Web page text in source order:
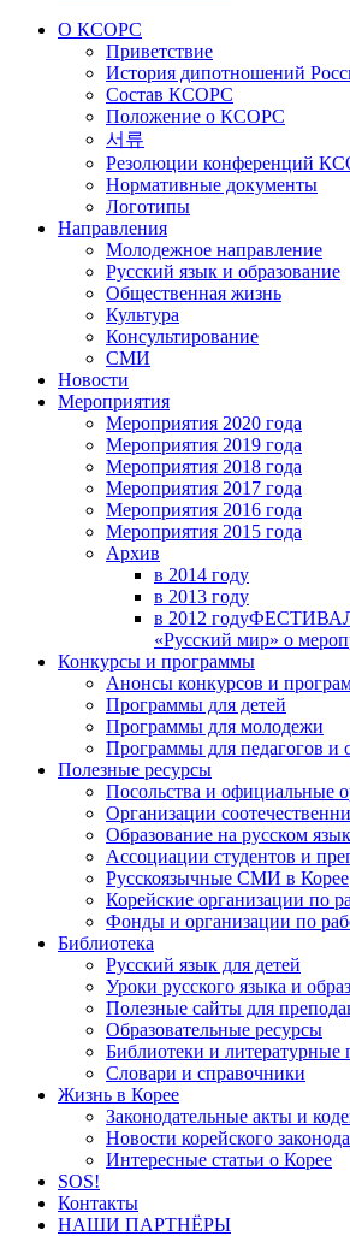
О КСОРС
Приветствие
История дипотношений
Состав КСОРС
Положение о КСОРС
서류
Резолюции конференций
Нормативные документы
Логотипы
Направления
Молодежное направление
Русский язык и образование
Общественная жизнь
Культура
Консультирование
СМИ
Новости
Мероприятия
Мероприятия 2020 года
Мероприятия 2019 года
Мероприятия 2018 годa
Мероприятия 2017 года
Мероприятия 2016 года
Мероприятия 2015 года
Архив
в 2014 году
в 2013 году
в 2012 годуФЕСТИВАЛЬ
«Русский мир» о
Конкурсы и программы
Анонсы конкурсов и
Программы для детей
Программы для молодежи
Программы для педагогов и
Полезные ресурсы
Посольства и официальные
Организации
Образование на русском
Ассоциации студентов и
Русскоязычные СМИ в Корее
Корейские организации по
Фонды и организации по
Библиотека
Русский язык для детей
Уроки русского языка и
Полезные сайты для
Образовательные ресурсы
Библиотеки и литературные
Словари и справочники
Жизнь в Корее
Законодательные акты и
Новости корейского
Интересные статьи о Корее
SOS!
Контакты
НАШИ ПАРТНЁРЫ